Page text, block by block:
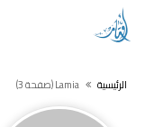
‫الرئيسية‬ Lamia(‫صفحة‬ 3)